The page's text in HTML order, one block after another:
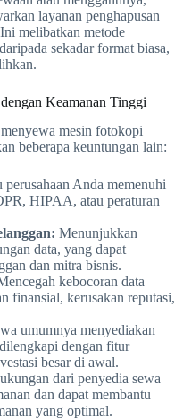
layanan penghapusan
melibatkan metode
sekadar format biasa,
Keamanan Tinggi
mesin fotokopi
beberapa keuntungan lain:
perusahaan Anda memenuhi
HIPAA, atau peraturan
Menunjukkan
data, yang dapat
dan mitra bisnis.
kebocoran data
finansial, kerusakan reputasi,
umumnya menyediakan
dengan fitur
besar di awal.
dari penyedia sewa
dan dapat membantu
yang optimal.